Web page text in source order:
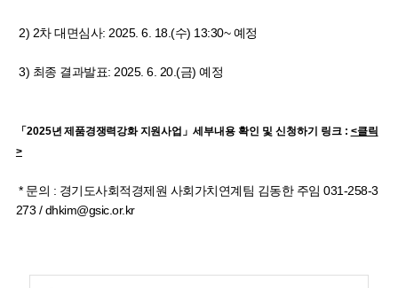
2) 2차 대면심사: 2025. 6. 18.(수) 13:30~ 예정
3) 최종 결과발표: 2025. 6. 20.(금) 예정
「2025년 제품경쟁력강화 지원사업 」세부내용 확인 및 신청하기 링크 : <클릭
>
* 문의 : 경기도사회적경제원 사회가치연계팀 김동한 주임 031-258-3
273 / dhkim@gsic.or.kr